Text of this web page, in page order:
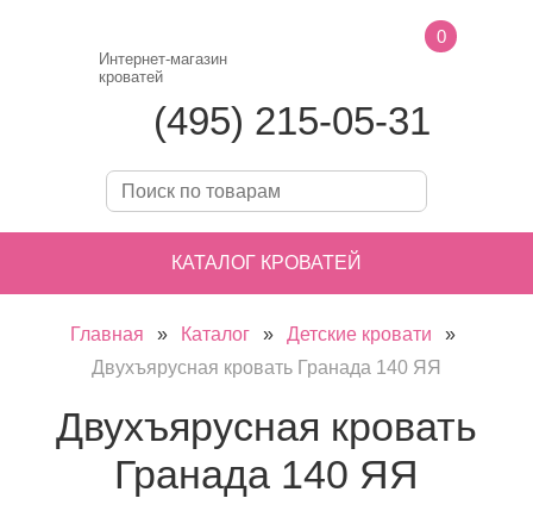
Интернет-магазин
кроватей
(495) 215-05-31
0
КАТАЛОГ КРОВАТЕЙ
Главная » Каталог » Детские кровати
»
Двухъярусная кровать Гранада 140 ЯЯ
Двухъярусная кровать
Гранада 140 ЯЯ